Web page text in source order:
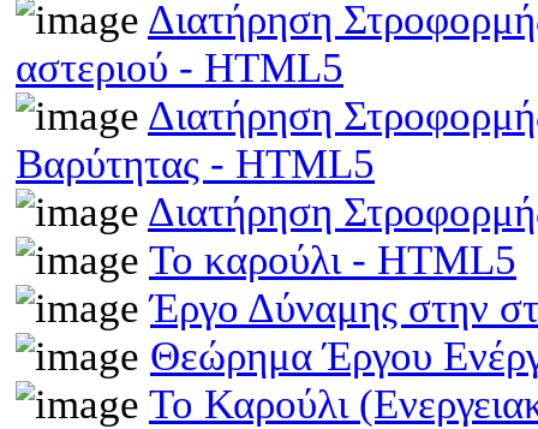
Διατήρηση
αστεριού - HTML5
Διατήρηση
Βαρύτητας - HTML5
Διατήρηση
Το καρούλι - HTML5
Έργο Δύναμης στην
Θεώρημα Έργου
Το Καρούλι